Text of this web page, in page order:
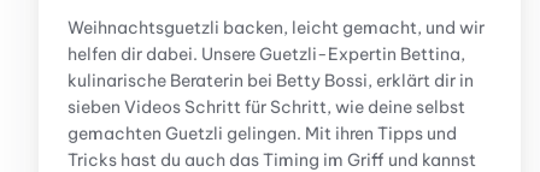
Weihnachtsguetzli backen, leicht gemacht, und wir
helfen dir dabei. Unsere Guetzli-Expertin Bettina,
kulinarische Beraterin bei Betty Bossi, erklärt dir in
sieben Videos Schritt für Schritt, wie deine selbst
gemachten Guetzli gelingen. Mit ihren Tipps und
Tricks hast du auch das Timing im Griff und kannst